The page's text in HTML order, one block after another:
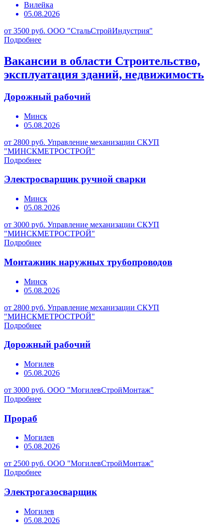
Вилейка
05.08.2026
от 3500 руб. ООО "СтальСтройИндустрия"
Подробнее
Вакансии в области Строительство,
эксплуатация зданий, недвижимость
Дорожный рабочий
Минск
05.08.2026
от 2800 руб. Управление механизации СКУП
"МИНСКМЕТРОСТРОЙ"
Подробнее
Электросварщик ручной сварки
Минск
05.08.2026
от 3000 руб. Управление механизации СКУП
"МИНСКМЕТРОСТРОЙ"
Подробнее
Монтажник наружных трубопроводов
Минск
05.08.2026
от 2800 руб. Управление механизации СКУП
"МИНСКМЕТРОСТРОЙ"
Подробнее
Дорожный рабочий
Могилев
05.08.2026
от 3000 руб. ООО "МогилевСтройМонтаж"
Подробнее
Прораб
Могилев
05.08.2026
от 2500 руб. ООО "МогилевСтройМонтаж"
Подробнее
Электрогазосварщик
Могилев
05.08.2026